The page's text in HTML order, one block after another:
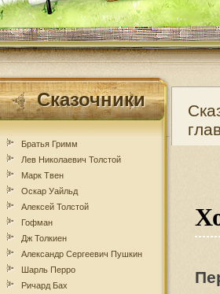
Сказочники
Братья Гримм
Лев Николаевич Толстой
Марк Твен
Оскар Уайльд
Алексей Толстой
Гофман
Дж Толкиен
Александр Сергеевич Пушкин
Шарль Перро
Ричард Бах